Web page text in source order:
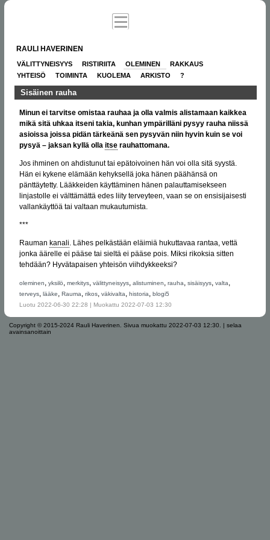
RAULI HAVERINEN
VÄLITTYNEISYYS RISTIRIITA OLEMINEN
RAKKAUS
YHTEISÖ
TOIMINTA KUOLEMA ARKISTO ?
Sisäinen rauha
Minun ei tarvitse omistaa rauhaa ja olla valmis alistamaan kaikkea
mikä sitä uhkaa itseni takia, kunhan ympärilläni pysyy rauha niissä
asioissa joissa pidän tärkeänä sen pysyvän niin hyvin kuin se voi
pysyä – jaksan kyllä olla itserauhattomana.
Jos ihminen on ahdistunut tai epätoivoinen hän voi olla sitä syystä.
Hän ei kykene elämään kehyksellä joka hänen päähänsä on
pänttäytetty. Lääkkeiden käyttäminen hänen palauttamisekseen
linjastolle ei välttämättä edes liity terveyteen, vaan se on ensisijaisesti
vallankäyttöä tai valtaan mukautumista.
***
Rauman kanali. Lähes pelkästään eläimiä hukuttavaa rantaa, vettä
jonka äärelle ei pääse tai sieltä ei pääse pois. Miksi rikoksia sitten
tehdään? Hyvätapaisen yhteisön viihdykkeeksi?
oleminen, yksilö, merkitys, välittyneisyys, alistuminen, rauha, sisäisyys, valta,
terveys, lääke, Rauma, rikos, väkivalta, historia, blogi5
Luotu 2022-06-30 22:28 | Muokattu 2022-07-03 12:30
Copyright © 2015-2024 Rauli Haverinen. Sivua muokattu 2022-07-03 12:30. | selaa
avainsanoittain